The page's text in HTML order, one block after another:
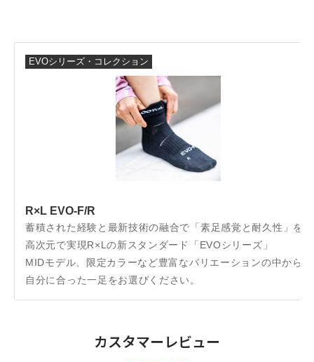
EVOシリーズ・コレクション
R×L EVO-F/R
蓄積された経験と最新技術の融合で「素足感覚と耐久性」を
高次元で実現R×Lの新スタンダード「EVOシリーズ」
MIDモデル、限定カラーなど豊富なバリエーションの中から
自分に合った一足をお選びください。
カスタマーレビュー